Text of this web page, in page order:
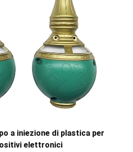
a iniezione di plastica per
elettronici